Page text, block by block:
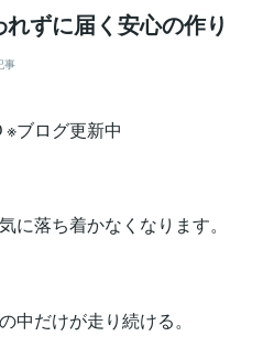
ずに届く安心の作り
事
ブログ更新中
に落ち着かなくなります。
中だけが走り続ける。